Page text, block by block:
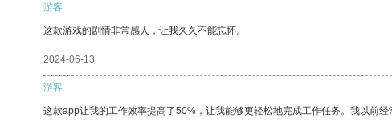
游客
这款游戏的剧情非常感人，让我久久不能忘怀。
2024-06-13
游客
这款app让我的工作效率提高了50%，让我能够更轻松地完成工作任务。我以前